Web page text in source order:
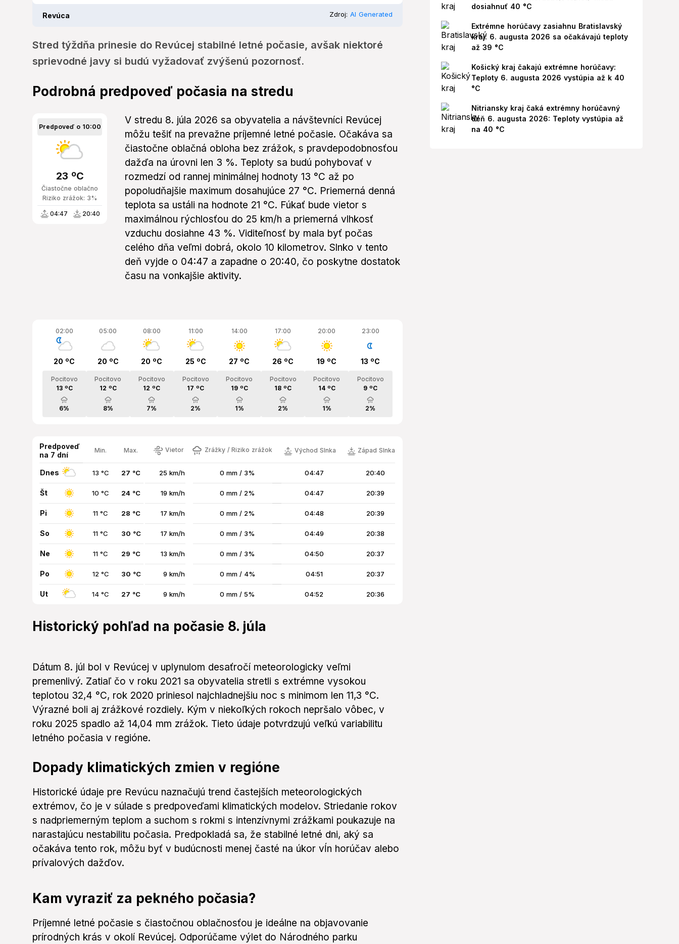
Revúca Zdroj: AI Generated
Stred týždňa prinesie do Revúcej stabilné letné počasie, avšak niektoré
sprievodné javy si budú vyžadovať zvýšenú pozornosť.
Podrobná predpoveď počasia na stredu
Predpoveď o 10:00
Čiastočne oblačno
23 ºC
Riziko zrážok: 3%
04:47 20:40
V stredu 8. júla 2026 sa obyvatelia a návštevníci Revúcej
môžu tešiť na prevažne príjemné letné počasie. Očakáva sa
čiastočne oblačná obloha bez zrážok, s pravdepodobnosťou
dažďa na úrovni len 3 %. Teploty sa budú pohybovať v
rozmedzí od rannej minimálnej hodnoty 13 °C až po
popoludňajšie maximum dosahujúce 27 °C. Priemerná denná
teplota sa ustáli na hodnote 21 °C. Fúkať bude vietor s
maximálnou rýchlosťou do 25 km/h a priemerná vlhkosť
vzduchu dosiahne 43 %. Viditeľnosť by mala byť počas
celého dňa veľmi dobrá, okolo 10 kilometrov. Slnko v tento
deň vyjde o 04:47 a zapadne o 20:40, čo poskytne dostatok
času na vonkajšie aktivity.
02:00
20 ºC
Pocitovo
13 ºC
6%
05:00
20 ºC
Pocitovo
12 ºC
8%
08:00
20 ºC
Pocitovo
12 ºC
7%
11:00
25 ºC
Pocitovo
17 ºC
2%
14:00
27 ºC
Pocitovo
19 ºC
1%
17:00
26 ºC
Pocitovo
18 ºC
2%
20:00
19 ºC
Pocitovo
14 ºC
1%
23:00
13 ºC
Pocitovo
9 ºC
2%
Predpoveď
na 7 dní
Min. Max. Vietor Zrážky / Riziko zrážok Východ Slnka Západ Slnka
Dnes 13 °C 27 °C 25 km/h 0 mm / 3% 04:47 20:40
Št 10 °C 24 °C 19 km/h 0 mm / 2% 04:47 20:39
Pi 11 °C 28 °C 17 km/h 0 mm / 2% 04:48 20:39
So 11 °C 30 °C 17 km/h 0 mm / 3% 04:49 20:38
Ne 11 °C 29 °C 13 km/h 0 mm / 3% 04:50 20:37
Po 12 °C 30 °C 9 km/h 0 mm / 4% 04:51 20:37
Ut 14 °C 27 °C 9 km/h 0 mm / 5% 04:52 20:36
Historický pohľad na počasie 8. júla
Dátum 8. júl bol v Revúcej v uplynulom desaťročí meteorologicky veľmi
premenlivý. Zatiaľ čo v roku 2021 sa obyvatelia stretli s extrémne vysokou
teplotou 32,4 °C, rok 2020 priniesol najchladnejšiu noc s minimom len 11,3 °C.
Výrazné boli aj zrážkové rozdiely. Kým v niekoľkých rokoch nepršalo vôbec, v
roku 2025 spadlo až 14,04 mm zrážok. Tieto údaje potvrdzujú veľkú variabilitu
letného počasia v regióne.
Dopady klimatických zmien v regióne
Historické údaje pre Revúcu naznačujú trend častejších meteorologických
extrémov, čo je v súlade s predpoveďami klimatických modelov. Striedanie rokov
s nadpriemerným teplom a suchom s rokmi s intenzívnymi zrážkami poukazuje na
narastajúcu nestabilitu počasia. Predpokladá sa, že stabilné letné dni, aký sa
očakáva tento rok, môžu byť v budúcnosti menej časté na úkor vĺn horúčav alebo
prívalových dažďov.
Kam vyraziť za pekného počasia?
Príjemné letné počasie s čiastočnou oblačnosťou je ideálne na objavovanie
prírodných krás v okolí Revúcej. Odporúčame výlet do Národného parku
dosiahnuť 40 °C
Extrémne horúčavy zasiahnu Bratislavský
kraj: 6. augusta 2026 sa očakávajú teploty
až 39 °C
Košický kraj čakajú extrémne horúčavy:
Teploty 6. augusta 2026 vystúpia až k 40
°C
Nitriansky kraj čaká extrémny horúčavný
deň 6. augusta 2026: Teploty vystúpia až
na 40 °C